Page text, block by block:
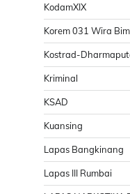
KodamXIX
Korem 031 Wira
Kostrad-
Kriminal
KSAD
Kuansing
Lapas Bangkinang
Lapas III Rumbai